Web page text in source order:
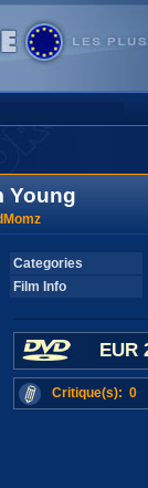
Young
Categories
Film Info
EUR
Critique(s): 0